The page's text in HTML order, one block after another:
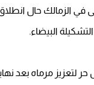
الزمالك حال
البيضاء.
مرماه بعد